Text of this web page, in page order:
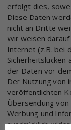
erfolgt dies,
Diese Daten
nicht an Dritte
Wir weisen
Internet (z.B. bei
Sicherheitslücken
der Daten vor
Der Nutzung von
veröffentlichten
Übersendung
Werbung und
ausdrücklich